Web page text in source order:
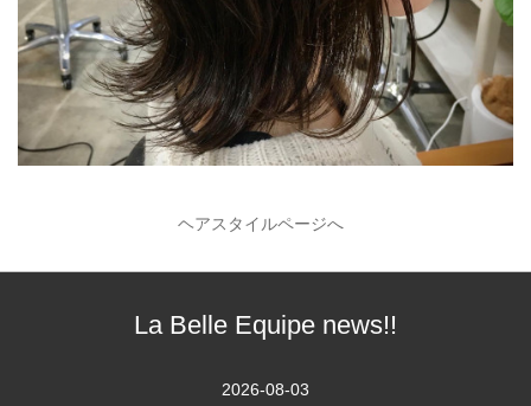
ヘアスタイルページへ
La Belle Equipe news!!
2026-08-03